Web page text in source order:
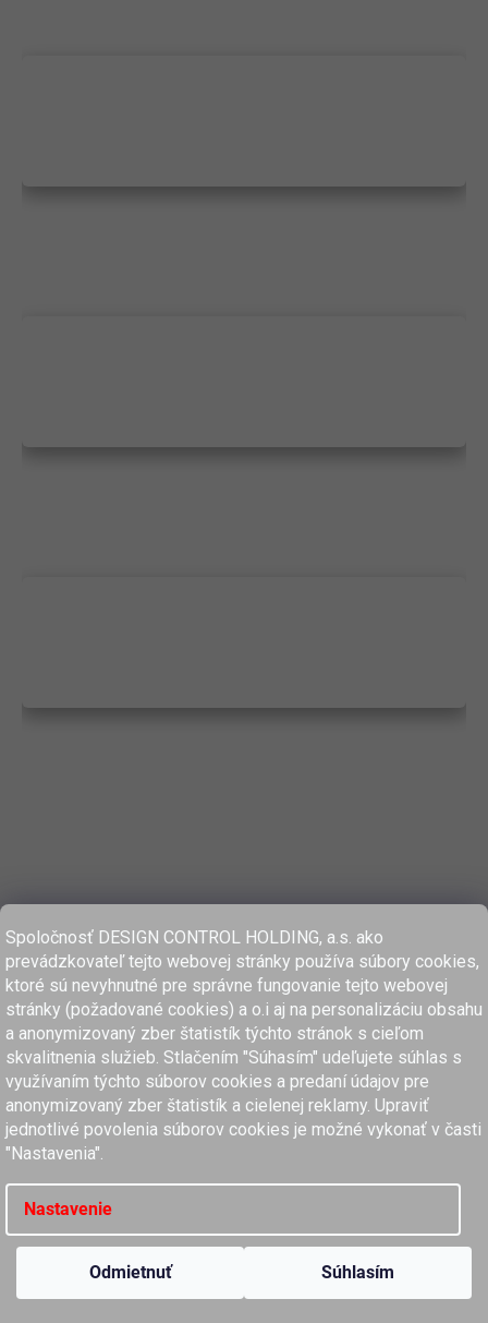
Spoločnosť DESIGN CONTROL HOLDING, a.s. ako
prevádzkovateľ tejto webovej stránky používa súbory cookies,
ktoré sú nevyhnutné pre správne fungovanie tejto webovej
stránky (požadované cookies) a o.i aj na personalizáciu obsahu
a anonymizovaný zber štatistík týchto stránok s cieľom
skvalitnenia služieb. Stlačením "Súhasím" udeľujete súhlas s
využívaním týchto súborov cookies a predaní údajov pre
anonymizovaný zber štatistík a cielenej reklamy. Upraviť
jednotlivé povolenia súborov cookies je možné vykonať v časti
"Nastavenia".
Nastavenie
Odmietnuť Súhlasím
women'secret
SPRINGFIELD